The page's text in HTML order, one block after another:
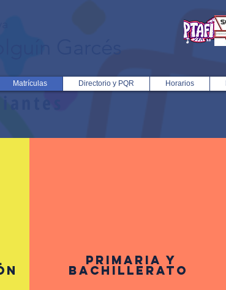
Matrículas Directorio y PQR Horarios
PRIMARIA Y
BACHILLERATO